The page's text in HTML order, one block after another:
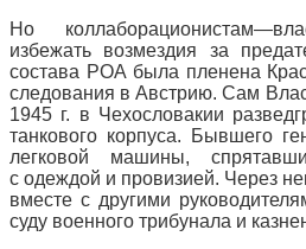
Но
избежать возмездия за
состава РОА была пленена
следования в Австрию. Сам
1945 г. в Чехословакии
танкового корпуса. Бывшего
легковой машины,
с одеждой и провизией. Через
вместе с другими
суду военного трибунала и